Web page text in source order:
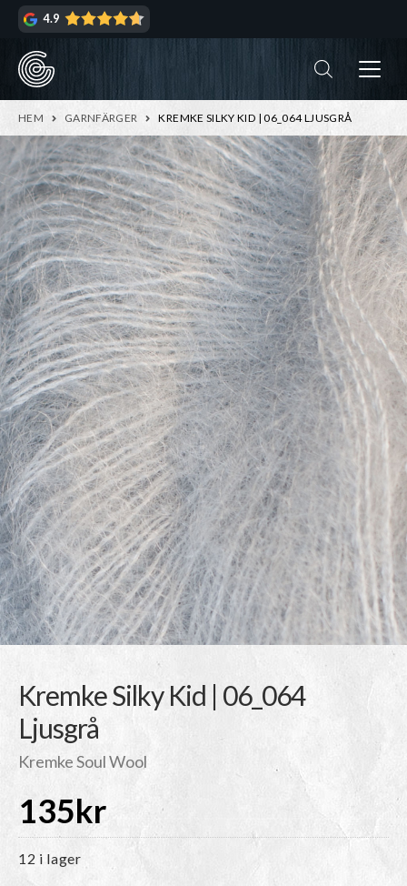
Hoppa
navigering
Hoppa
innehåll
4.9
HEM GARNFÄRGER KREMKE SILKY KID | 06_064 LJUSGRÅ
Kremke Silky Kid | 06_064
Ljusgrå
Kremke Soul Wool
135kr
12 i lager